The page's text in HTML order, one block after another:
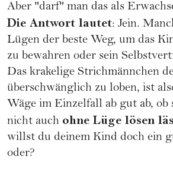
Aber "darf" man das als
Die Antwort lautet: Jein.
Lügen der beste Weg, um das
zu bewahren oder sein
Das krakelige Strichmännchen
überschwänglich zu loben, ist
Wäge im Einzelfall ab gut ab, ob
nicht auch ohne Lüge lösen
willst du deinem Kind doch ein
oder?